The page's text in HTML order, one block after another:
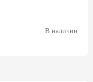
В наличии